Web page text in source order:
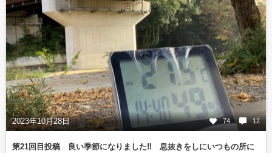
2023年10月28日 74 12
第21回目投稿 良い季節になりました‼️ 息抜きをしにいつもの所に